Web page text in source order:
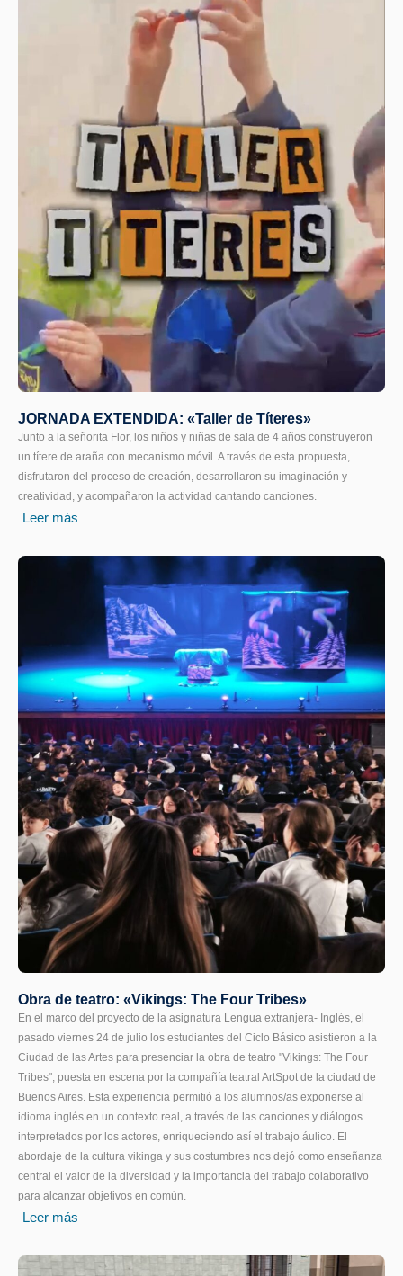
JORNADA EXTENDIDA: «Taller de Títeres»
Junto a la señorita Flor, los niños y niñas de sala de 4 años construyeron
un títere de araña con mecanismo móvil. A través de esta propuesta,
disfrutaron del proceso de creación, desarrollaron su imaginación y
creatividad, y acompañaron la actividad cantando canciones.
Leer más
Obra de teatro: «Vikings: The Four Tribes»
En el marco del proyecto de la asignatura Lengua extranjera- Inglés, el
pasado viernes 24 de julio los estudiantes del Ciclo Básico asistieron a la
Ciudad de las Artes para presenciar la obra de teatro "Vikings: The Four
Tribes", puesta en escena por la compañía teatral ArtSpot de la ciudad de
Buenos Aires. Esta experiencia permitió a los alumnos/as exponerse al
idioma inglés en un contexto real, a través de las canciones y diálogos
interpretados por los actores, enriqueciendo así el trabajo áulico. El
abordaje de la cultura vikinga y sus costumbres nos dejó como enseñanza
central el valor de la diversidad y la importancia del trabajo colaborativo
para alcanzar objetivos en común.
Leer más